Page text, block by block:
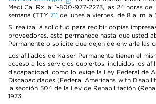
Medi Cal Rx, al 1-800-977-2273, las 24 horas
semana (TTY 711 de lunes a viernes, de 8 a. m. a
Si realiza la solicitud para recibir copias
proveedores, esta permanece hasta que usted
Permanente o solicite que dejen de enviarle las
Los afiliados de Kaiser Permanente tienen el
acceso a los servicios cubiertos, incluidos los
discapacidad, como lo exige la Ley Federal de
Discapacidades (Federal Americans with
la sección 504 de la Ley de Rehabilitación
1973.